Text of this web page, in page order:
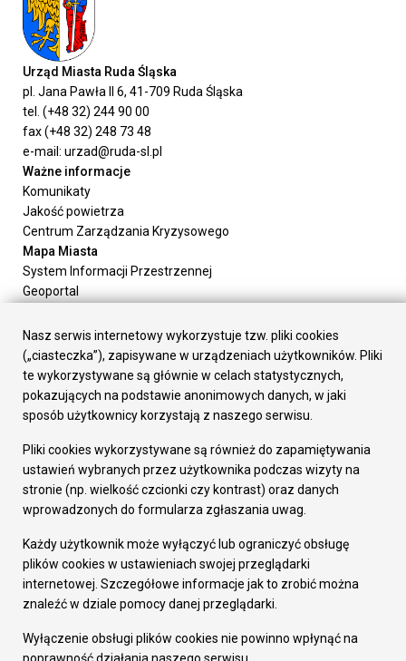
Urząd Miasta Ruda Śląska
pl. Jana Pawła II 6, 41-709 Ruda Śląska
tel. (+48 32) 244 90 00
fax (+48 32) 248 73 48
e-mail: urzad@ruda-sl.pl
Ważne informacje
Komunikaty
Jakość powietrza
Centrum Zarządzania Kryzysowego
Mapa Miasta
System Informacji Przestrzennej
Geoportal
Załatw sprawę
Prezydent Miasta
Rada Miasta
Wydziały
Elektroniczna Skrzynka Podawcza
Gospodarka
Fundusze europejskie
Środki krajowe
Oferty inwestycyjne
Pozostałe
Deklaracja dostępności
Dane osobowe
Dodaj opinię o witrynie
Nasz serwis internetowy wykorzystuje tzw. pliki cookies
(„ciasteczka”), zapisywane w urządzeniach użytkowników. Pliki
te wykorzystywane są głównie w celach statystycznych,
pokazujących na podstawie anonimowych danych, w jaki
sposób użytkownicy korzystają z naszego serwisu.
Pliki cookies wykorzystywane są również do zapamiętywania
ustawień wybranych przez użytkownika podczas wizyty na
stronie (np. wielkość czcionki czy kontrast) oraz danych
wprowadzonych do formularza zgłaszania uwag.
Każdy użytkownik może wyłączyć lub ograniczyć obsługę
plików cookies w ustawieniach swojej przeglądarki
internetowej. Szczegółowe informacje jak to zrobić można
znaleźć w dziale pomocy danej przeglądarki.
Wyłączenie obsługi plików cookies nie powinno wpłynąć na